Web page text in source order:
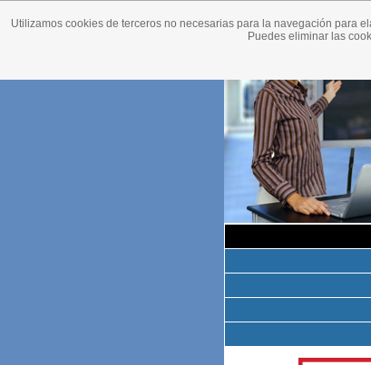
Utilizamos cookies de terceros no necesarias para la navegación para
Puedes eliminar las